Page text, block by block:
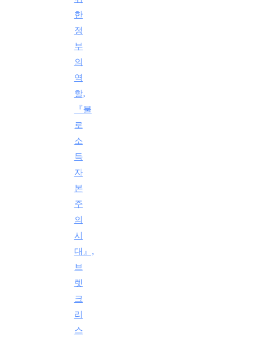
한
정
부
의
역
할,
『불
로
소
득
자
본
주
의
시
대』,
브
렛
크
리
스